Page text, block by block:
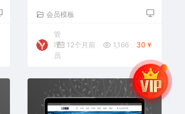
会员模板
管
理
员
12个月前 1,166 30￥